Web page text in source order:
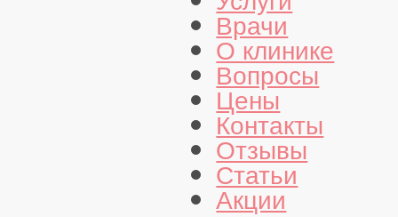
Врачи
О клинике
Вопросы
Цены
Контакты
Отзывы
Статьи
Акции